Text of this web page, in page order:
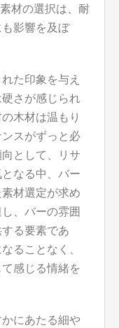
材の選択は、耐
影響を及ぼ
た印象を与え
さが感じられ
木材は温もり
スがずっと必
として、リサ
なる中、バー
材選定が求め
、バーの雰囲
る要素であ
ることなく、
感じる情緒を
にあたる細や